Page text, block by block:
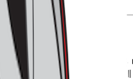
다
아가보면, 유정수 대표는 모
특히 F&B 매장은 테이블 수